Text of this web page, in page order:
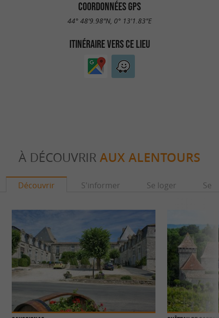
COORDONNÉES GPS
44° 48'9.98"N, 0° 13'1.83"E
ITINÉRAIRE VERS CE LIEU
À DÉCOUVRIR AUX ALENTOURS
Découvrir S'informer Se loger Se